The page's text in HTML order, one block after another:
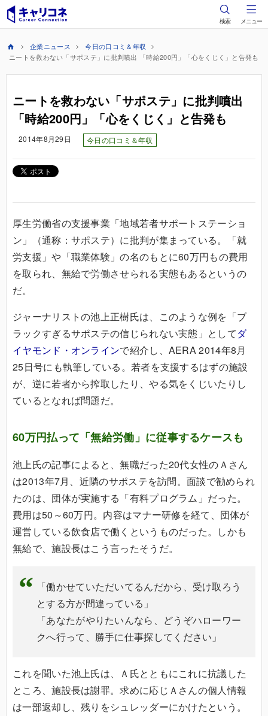
検索 メニュー
企業ニュース
今日の口コミ＆年収
ニートを救わない「サポステ」に批判噴出 「時給200円」「心をくじく」と告発も
ニートを救わない「サポステ」に批判噴出
「時給200円」「心をくじく」と告発も
2014年8月29日 今日の口コミ＆年収
厚生労働省の支援事業「地域若者サポートステーショ
ン」（通称：サポステ）に批判が集まっている。「就
労支援」や「職業体験」の名のもとに60万円もの費用
を取られ、無給で労働させられる実態もあるというの
だ。
ジャーナリストの池上正樹氏は、このような例を「ブ
ラックすぎるサポステの信じられない実態」としてダ
イヤモンド・オンラインで紹介し、AERA 2014年8月
25日号にも執筆している。若者を支援するはずの施設
が、逆に若者から搾取したり、やる気をくじいたりし
ているとなれば問題だ。
60万円払って「無給労働」に従事するケースも
池上氏の記事によると、無職だった20代女性のＡさん
は2013年7月、近隣のサポステを訪問。面談で勧められ
たのは、団体が実施する「有料プログラム」だった。
費用は50～60万円。内容はマナー研修を経て、団体が
運営している飲食店で働くというものだった。しかも
無給で、施設長はこう言ったそうだ。
「働かせていただいてるんだから、受け取ろう
とする方が間違っている」
「あなたがやりたいんなら、どうぞハローワー
クへ行って、勝手に仕事探してください」
これを聞いた池上氏は、Ａ氏とともにこれに抗議した
ところ、施設長は謝罪。求めに応じＡさんの個人情報
は一部返却し、残りをシュレッダーにかけたという。